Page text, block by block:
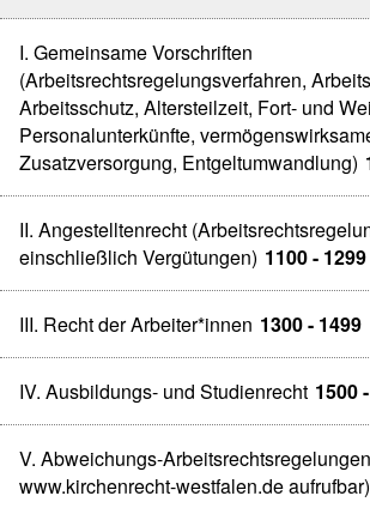
I. Gemeinsame Vorschriften
(Arbeitsrechtsregelungsverfahren,
Arbeitsschutz, Altersteilzeit, Fort- und
Personalunterkünfte,
Zusatzversorgung, Entgeltumwandlung)
II. Angestelltenrecht
einschließlich Vergütungen) 1100 - 1299
III. Recht der Arbeiter*innen 1300 - 1499
IV. Ausbildungs- und Studienrecht 1500
V. Abweichungs-
www.kirchenrecht-westfalen.de aufrufbar)